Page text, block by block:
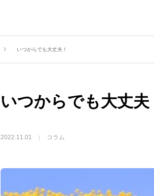
いつからでも大丈夫！
いつからでも大丈夫
2022.11.01 コラム